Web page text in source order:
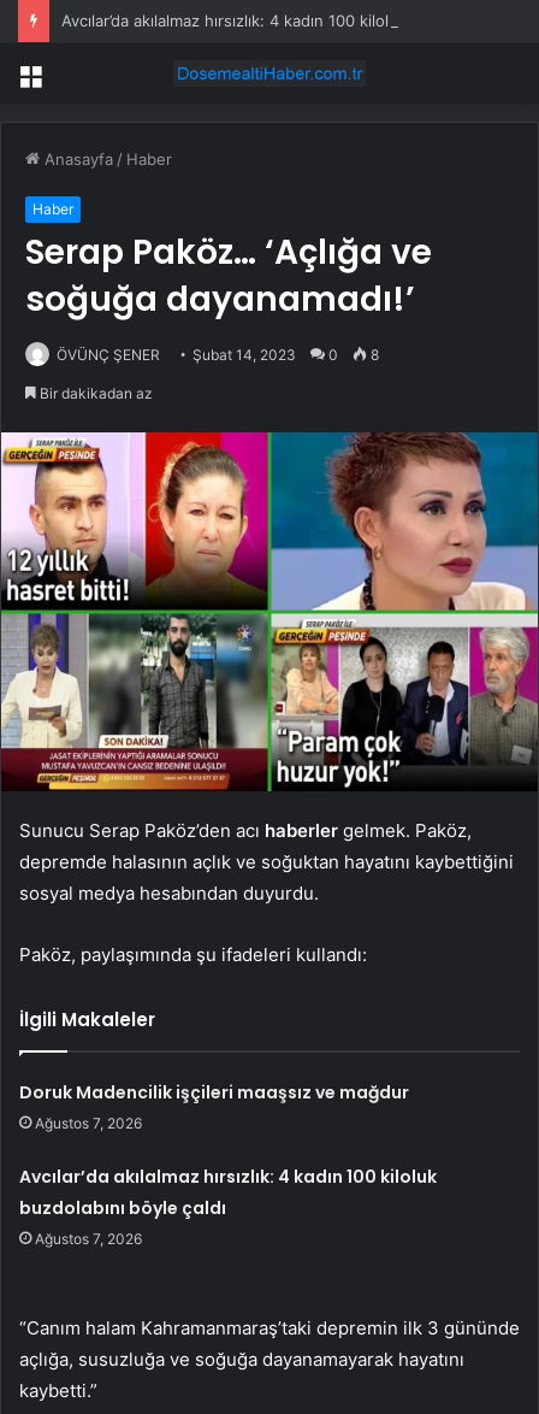
Menü
Anasayfa / Haber
Haber
Serap Paköz… ‘Açlığa ve
soğuğa dayanamadı!’
ÖVÜNÇ ŞENER Şubat 14, 2023 0 8
Bir dakikadan az
Sunucu Serap Paköz’den acı haberler gelmek. Paköz,
depremde halasının açlık ve soğuktan hayatını kaybettiğini
sosyal medya hesabından duyurdu.
Paköz, paylaşımında şu ifadeleri kullandı:
İlgili Makaleler
Doruk Madencilik işçileri maaşsız ve mağdur
Ağustos 7, 2026
Avcılar’da akılalmaz hırsızlık: 4 kadın 100 kiloluk
buzdolabını böyle çaldı
Ağustos 7, 2026
“Canım halam Kahramanmaraş’taki depremin ilk 3 gününde
açlığa, susuzluğa ve soğuğa dayanamayarak hayatını
kaybetti.”